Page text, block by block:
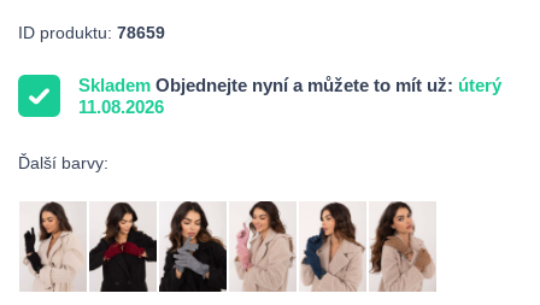
ID produktu: 78659
Skladem Objednejte nyní a můžete to mít už: úterý
11.08.2026
Ďalší barvy: